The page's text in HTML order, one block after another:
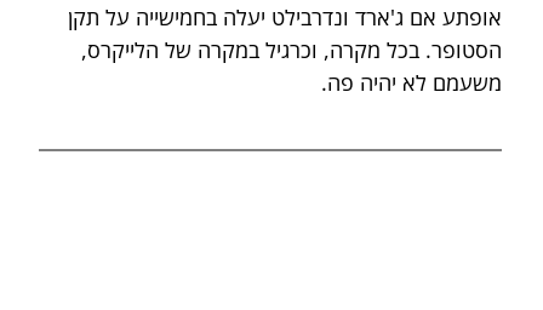
אופתע אם ג'ארד ונדרבילט יעלה בחמישייה על תקן
הסטופר. בכל מקרה, וכרגיל במקרה של הלייקרס,
משעמם לא יהיה פה.